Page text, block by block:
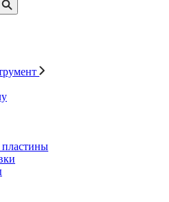
пластины